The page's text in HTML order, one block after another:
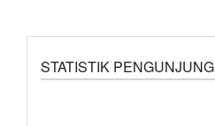
STATISTIK PENGUNJUNG